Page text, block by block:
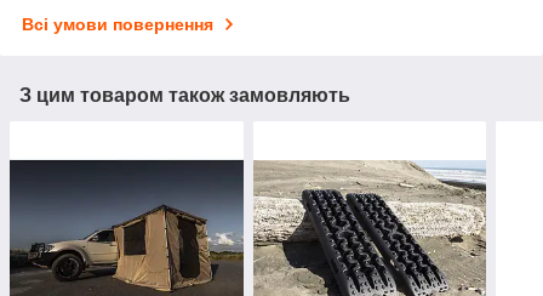
Всі умови повернення
З цим товаром також замовляють